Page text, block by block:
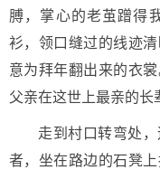
膊，掌心的老茧蹭得
衫，领口缝过的线迹
意为拜年翻出来的衣
父亲在这世上最亲的长
走到村口转弯处
者，坐在路边的石凳